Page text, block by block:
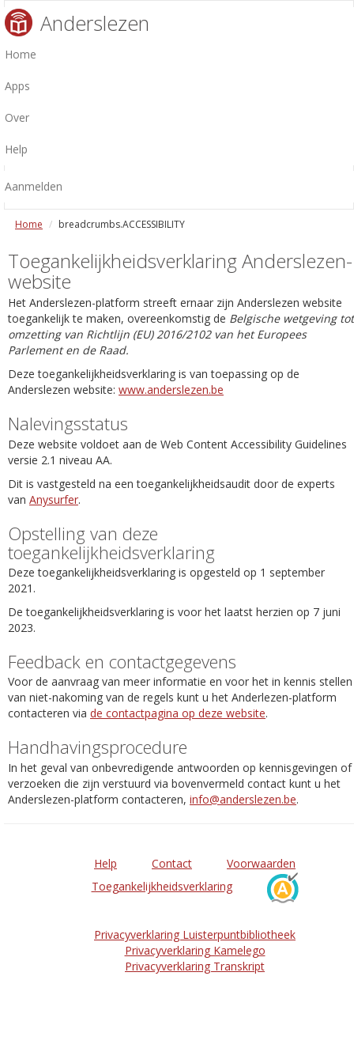
Anderslezen
Home
Apps
Over
Help
Aanmelden
Home breadcrumbs.ACCESSIBILITY
Toegankelijkheidsverklaring Anderslezen-
website
Het Anderslezen-platform streeft ernaar zijn Anderslezen website
toegankelijk te maken, overeenkomstig de Belgische wetgeving tot
omzetting van Richtlijn (EU) 2016/2102 van het Europees
Parlement en de Raad.
Deze toegankelijkheidsverklaring is van toepassing op de
Anderslezen website: www.anderslezen.be
Nalevingsstatus
Deze website voldoet aan de Web Content Accessibility Guidelines
versie 2.1 niveau AA.
Dit is vastgesteld na een toegankelijkheidsaudit door de experts
van Anysurfer.
Opstelling van deze
toegankelijkheidsverklaring
Deze toegankelijkheidsverklaring is opgesteld op 1 september
2021.
De toegankelijkheidsverklaring is voor het laatst herzien op 7 juni
2023.
Feedback en contactgegevens
Voor de aanvraag van meer informatie en voor het in kennis stellen
van niet-nakoming van de regels kunt u het Anderlezen-platform
contacteren via de contactpagina op deze website.
Handhavingsprocedure
In het geval van onbevredigende antwoorden op kennisgevingen of
verzoeken die zijn verstuurd via bovenvermeld contact kunt u het
Anderslezen-platform contacteren, info@anderslezen.be.
Help Contact
Voorwaarden
Toegankelijkheidsverklaring
Privacyverklaring Luisterpuntbibliotheek
Privacyverklaring Kamelego
Privacyverklaring Transkript